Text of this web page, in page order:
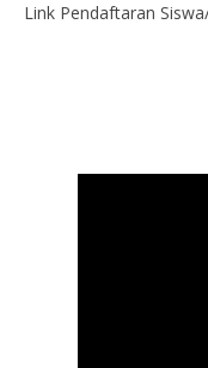
Link Pendaftaran